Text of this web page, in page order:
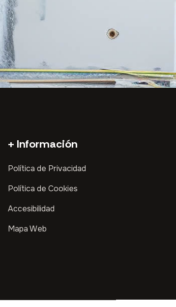
+ Información
Política de Privacidad
Política de Cookies
Accesibilidad
Mapa Web